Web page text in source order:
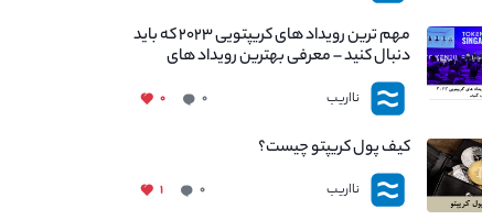
مهم ترین رویداد های کریپتویی ۲۰۲۳ که باید
دنبال کنید – معرفی بهترین رویداد های
جهانی
نااریب ۰ ۰
کیف پول کریپتو چیست؟
نااریب ۰ ۱